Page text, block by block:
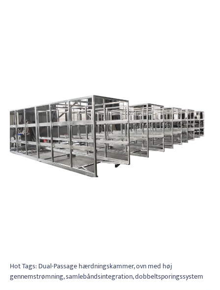
Hot Tags: Dual-Passage hærdningskammer, ovn med høj
gennemstrømning, samlebåndsintegration, dobbeltsporingssystem